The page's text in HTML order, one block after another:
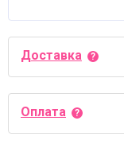
Доставка
Оплата